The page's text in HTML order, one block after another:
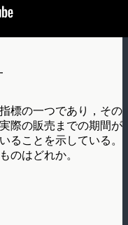
標の一つであり，その
際の販売までの期間が
ることを示している。
のはどれか。